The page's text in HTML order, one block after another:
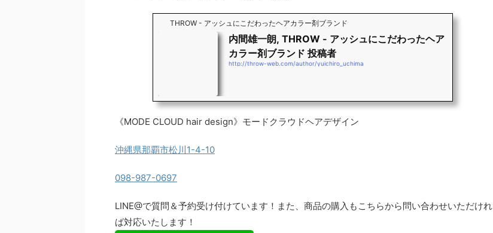
THROW - アッシュにこだわったヘアカラー剤ブランド
内間雄一朗, THROW - アッシュにこだわったヘア
カラー剤ブランド 投稿者
http://throw-web.com/author/yuichiro_uchima
《MODE CLOUD hair design》モードクラウドヘアデザイン
沖縄県那覇市松川1-4-10
098-987-0697
LINE@で質問＆予約受け付けています！また、商品の購入もこちらから問い合わせいただけれ
ば対応いたします！